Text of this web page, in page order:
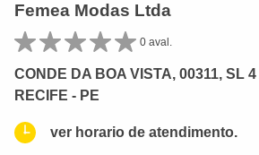
Femea Modas Ltda
0 aval.
CONDE DA BOA VISTA, 00311, SL
RECIFE - PE
ver horario de atendimento.